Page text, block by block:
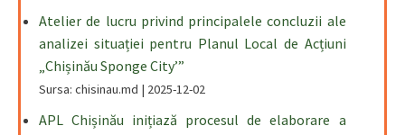
Atelier de lucru privind principalele concluzii ale
analizei situației pentru Planul Local de Acțiuni
„Chișinău Sponge City’”
Sursa: chisinau.md 2025-12-02
APL Chișinău inițiază procesul de elaborare a